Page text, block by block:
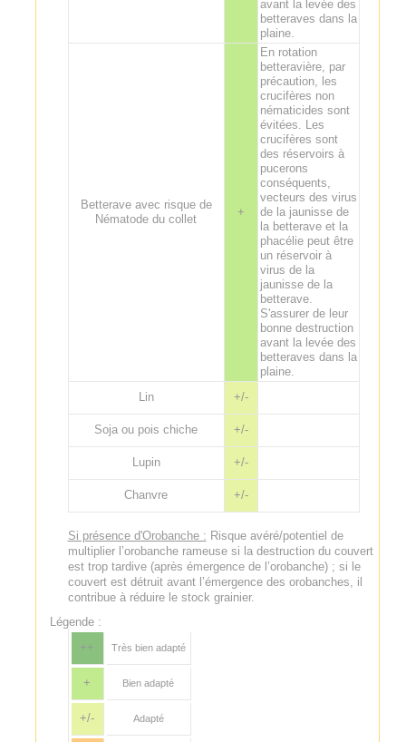
avant la levée des
betteraves dans la
plaine.
Betterave avec risque de
Nématode du collet
+
En rotation
betteravière, par
précaution, les
crucifères non
nématicides sont
évitées. Les
crucifères sont
des réservoirs à
pucerons
conséquents,
vecteurs des virus
de la jaunisse de
la betterave et la
phacélie peut être
un réservoir à
virus de la
jaunisse de la
betterave.
S'assurer de leur
bonne destruction
avant la levée des
betteraves dans la
plaine.
Lin
+/-
Soja ou pois chiche +/-
Lupin +/-
Chanvre +/-
Si présence d'Orobanche : Risque avéré/potentiel de
multiplier l’orobanche rameuse si la destruction du couvert
est trop tardive (après émergence de l’orobanche) ; si le
couvert est détruit avant l’émergence des orobanches, il
contribue à réduire le stock grainier.
Légende :
++
Très bien adapté
+ Bien adapté
+/- Adapté